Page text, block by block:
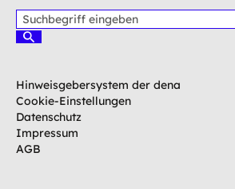
u
b
e
g
r
i
S
e
n
Hinweisgebersystem der dena
Cookie-Einstellungen
Datenschutz
Impressum
AGB